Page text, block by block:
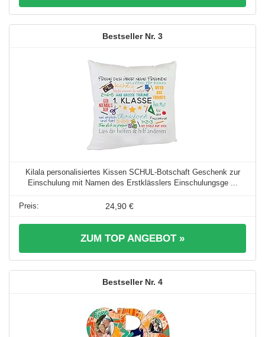
3
Kilala personalisiertes Kissen SCHUL-Botschaft Geschenk zur
Einschulung mit Namen des Erstklässlers Einschulungsge ...
24,90 €
ZUM TOP ANGEBOT »
4